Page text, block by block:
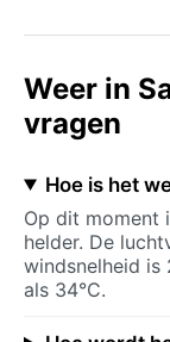
Weer in
vragen
Hoe is het
Op dit moment
helder. De
windsnelheid is
als 34°C.